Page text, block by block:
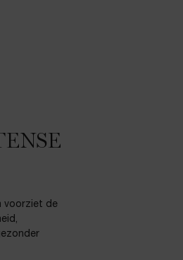
voorziet de